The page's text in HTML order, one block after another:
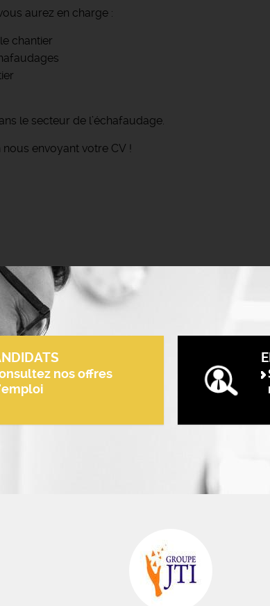
aurez en charge :
chantier
le secteur de l’échafaudage.
nous envoyant votre CV !
nos offres